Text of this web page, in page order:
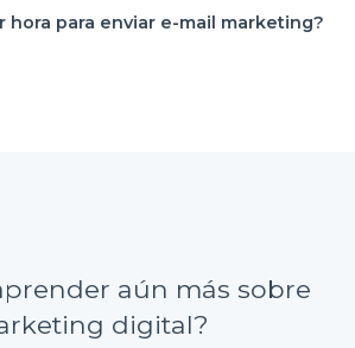
hora para enviar e-mail marketing?
aún más sobre
digital?